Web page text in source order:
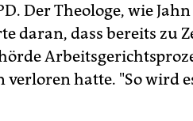
Der Theologe, wie Jahn
daran, dass bereits zu
verloren hatte. "So wird